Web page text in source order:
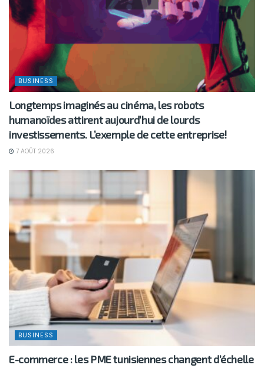
BUSINESS
Longtemps imaginés au cinéma, les robots
humanoïdes attirent aujourd’hui de lourds
investissements. L’exemple de cette entreprise!
7 AOÛT 2026
BUSINESS
E-commerce : les PME tunisiennes changent d’échelle